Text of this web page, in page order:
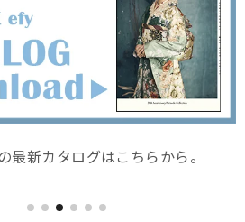
付け教室を開催！お気軽にご参